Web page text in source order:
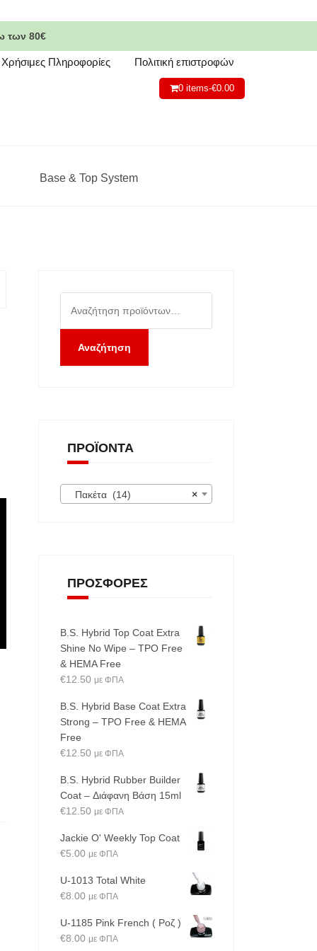
των 80€
Χρήσιμες Πληροφορίες Πολιτική επιστροφών
0 items-€0.00
Base & Top System
για:
Αναζήτηση
ΠΡΟΪΌΝΤΑ
×
Πακέτα (14)
ΠΡΟΣΦΟΡΈΣ
B.S. Hybrid Top Coat Extra
Shine No Wipe – TPO Free
& HEMA Free
€12.50 με ΦΠΑ
B.S. Hybrid Base Coat Extra
Strong – TPO Free & HEMA
Free
€12.50 με ΦΠΑ
B.S. Hybrid Rubber Builder
Coat – Διάφανη Βάση 15ml
€12.50 με ΦΠΑ
Jackie O' Weekly Top Coat
€5.00 με ΦΠΑ
U-1013 Total White
€8.00 με ΦΠΑ
U-1185 Pink French ( Ροζ )
€8.00 με ΦΠΑ